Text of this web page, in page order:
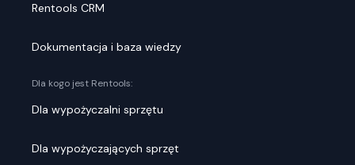
Rentools CRM
Dokumentacja i baza wiedzy
Dla kogo jest Rentools:
Dla wypożyczalni sprzętu
Dla wypożyczających sprzęt